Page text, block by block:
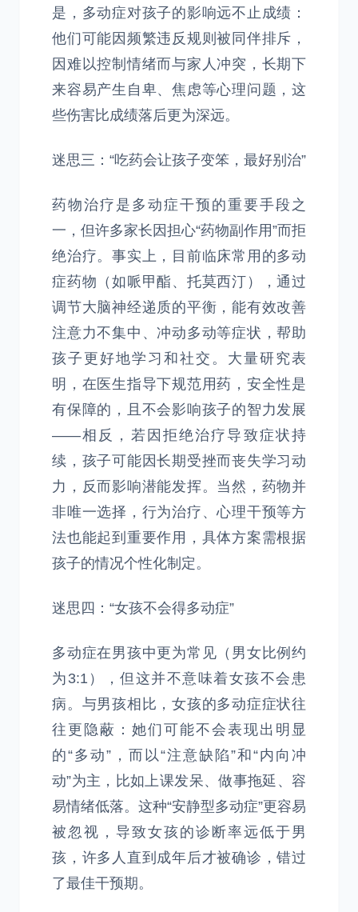
是，多动症对孩子的影响远不止成绩：
他们可能因频繁违反规则被同伴排斥，
因难以控制情绪而与家人冲突，长期下
来容易产生自卑、焦虑等心理问题，这
些伤害比成绩落后更为深远。
迷思三：“吃药会让孩子变笨，最好别治”
药物治疗是多动症干预的重要手段之
一，但许多家长因担心“药物副作用”而拒
绝治疗。事实上，目前临床常用的多动
症药物（如哌甲酯、托莫西汀），通过
调节大脑神经递质的平衡，能有效改善
注意力不集中、冲动多动等症状，帮助
孩子更好地学习和社交。大量研究表
明，在医生指导下规范用药，安全性是
有保障的，且不会影响孩子的智力发展
——相反，若因拒绝治疗导致症状持
续，孩子可能因长期受挫而丧失学习动
力，反而影响潜能发挥。当然，药物并
非唯一选择，行为治疗、心理干预等方
法也能起到重要作用，具体方案需根据
孩子的情况个性化制定。
迷思四：“女孩不会得多动症”
多动症在男孩中更为常见（男女比例约
为3:1），但这并不意味着女孩不会患
病。与男孩相比，女孩的多动症症状往
往更隐蔽：她们可能不会表现出明显
的“多动”，而以“注意缺陷”和“内向冲
动”为主，比如上课发呆、做事拖延、容
易情绪低落。这种“安静型多动症”更容易
被忽视，导致女孩的诊断率远低于男
孩，许多人直到成年后才被确诊，错过
了最佳干预期。